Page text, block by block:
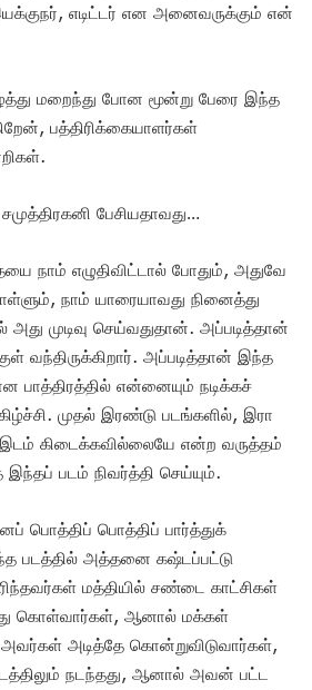
எடிட்டர் என அனைவருக்கும் என்
மறைந்து போன மூன்று பேரை இந்த
பத்திரிக்கையாளர்கள்
பேசியதாவது…
நாம் எழுதிவிட்டால் போதும், அதுவே
நாம் யாரையாவது நினைத்து
அது முடிவு செய்வதுதான். அப்படித்தான்
வந்திருக்கிறார். அப்படித்தான் இந்த
பாத்திரத்தில் என்னையும் நடிக்கச்
முதல் இரண்டு படங்களில், இரா
கிடைக்கவில்லையே என்ற வருத்தம்
படம் நிவர்த்தி செய்யும்.
பொத்திப் பொத்திப் பார்த்துக்
அத்தனை கஷ்டப்பட்டு
மத்தியில் சண்டை காட்சிகள்
கொள்வார்கள், ஆனால் மக்கள்
அவர்கள் அடித்தே கொன்றுவிடுவார்கள்,
நடந்தது, ஆனால் அவன் பட்ட